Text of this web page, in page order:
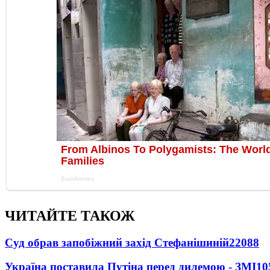
ЧИТАЙТЕ ТАКОЖ
Суд обрав запобіжний захід Стефанішиній22088
Україна поставила Путіна перед дилемою - ЗМІ